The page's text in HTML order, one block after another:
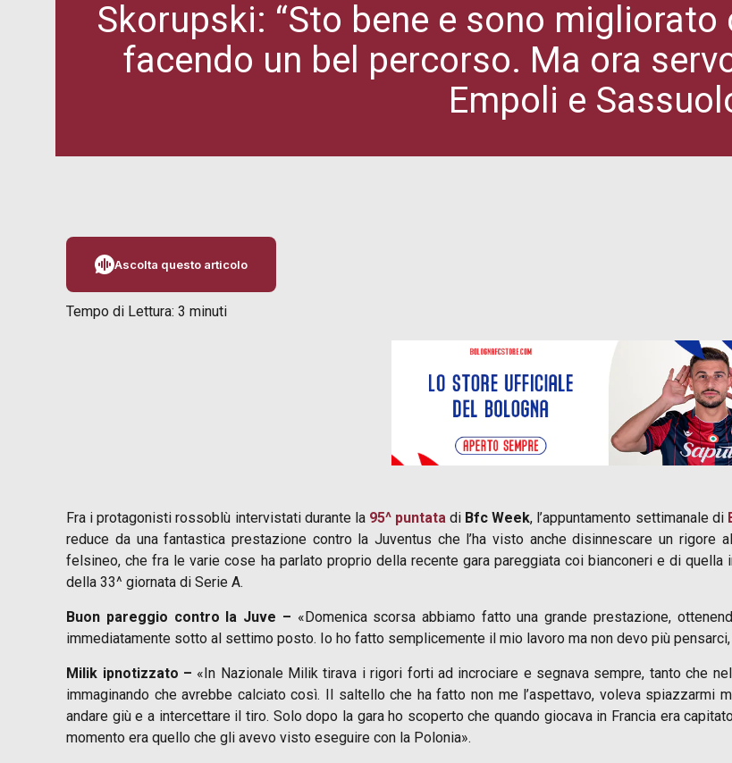
Skorupski: “Sto bene e sono
facendo un bel percorso. Ma ora
Empoli e
Ascolta questo articolo
Tempo di Lettura:3 minuti
Fra i protagonisti rossoblù intervistati durante la 95^ puntata di Bfc Week, l’appuntamento settimanale di
reduce da una fantastica prestazione contro la Juventus che l’ha visto anche disinnescare un
felsineo, che fra le varie cose ha parlato proprio della recente gara pareggiata coi bianconeri e di
della 33^ giornata di Serie A.
Buon pareggio contro la Juve – «Domenica scorsa abbiamo fatto una grande prestazione,
immediatamente sotto al settimo posto. Io ho fatto semplicemente il mio lavoro ma non devo più
Milik ipnotizzato – «In Nazionale Milik tirava i rigori forti ad incrociare e segnava sempre, tanto che
immaginando che avrebbe calciato così. Il saltello che ha fatto non me l’aspettavo, voleva spiazzarmi
andare giù e a intercettare il tiro. Solo dopo la gara ho scoperto che quando giocava in Francia era
momento era quello che gli avevo visto eseguire con la Polonia».